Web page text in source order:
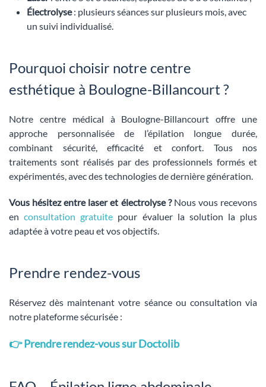
Électrolyse: plusieurs séances sur plusieurs mois, avec
un suivi individualisé.
Pourquoi choisir notre centre
esthétique à Boulogne-Billancourt ?
Notre centre médical à Boulogne-Billancourt offre une
approche personnalisée de l’épilation longue durée,
combinant sécurité, efficacité et confort. Tous nos
traitements sont réalisés par des professionnels formés et
expérimentés, avec des technologies de dernière génération.
Vous hésitez entre laser et électrolyse ?Nous vous recevons
enconsultation gratuite pour évaluer la solution la plus
adaptée à votre peau et vos objectifs.
Prendre rendez-vous
Réservez dès maintenant votre séance ou consultation via
notre plateforme sécurisée :
👉 Prendre rendez-vous sur Doctolib